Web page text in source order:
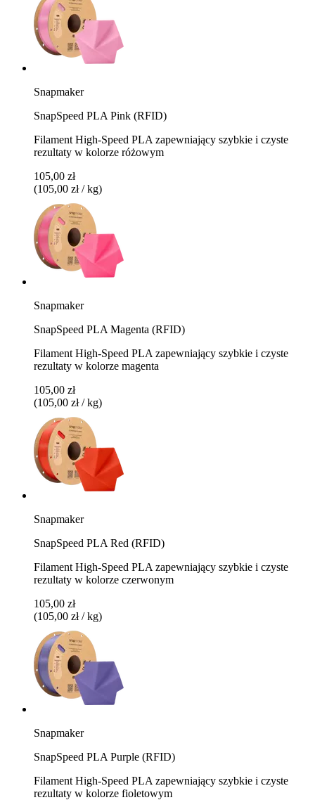
Snapmaker
SnapSpeed PLA Pink (RFID)
Filament High-Speed PLA zapewniający szybkie i czyste
rezultaty w kolorze różowym
105,00 zł
(105,00 zł / kg)
Snapmaker
SnapSpeed PLA Magenta (RFID)
Filament High-Speed PLA zapewniający szybkie i czyste
rezultaty w kolorze magenta
105,00 zł
(105,00 zł / kg)
Snapmaker
SnapSpeed PLA Red (RFID)
Filament High-Speed PLA zapewniający szybkie i czyste
rezultaty w kolorze czerwonym
105,00 zł
(105,00 zł / kg)
Snapmaker
SnapSpeed PLA Purple (RFID)
Filament High-Speed PLA zapewniający szybkie i czyste
rezultaty w kolorze fioletowym